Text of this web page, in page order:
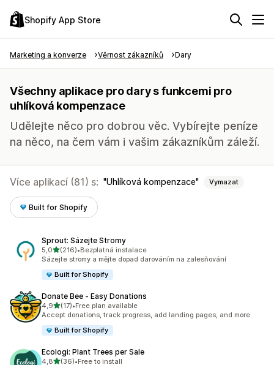
Shopify App Store
Marketing a konverze Věrnost zákazníků Dary
Všechny aplikace pro dary s funkcemi pro
uhlíková kompenzace
Udělejte něco pro dobrou věc. Vybírejte peníze
na něco, na čem vám i vašim zákazníkům záleží.
Více aplikací (81) s: Uhlíková kompenzace Vymazat
Built for Shopify
Sprout: Sázejte Stromy
5,0z 5 hvězd
(216)
Celkový počet recenzí: 216
•Bezplatná instalace
Sázejte stromy a mějte dopad darováním na zalesňování
Built for Shopify
Donate Bee ‑ Easy Donations
4,9z 5 hvězd
(17)
Celkový počet recenzí: 17
•Free plan available
Accept donations, track progress, add landing pages, and more
Built for Shopify
Ecologi: Plant Trees per Sale
4,8z 5 hvězd
(36)•Free to install